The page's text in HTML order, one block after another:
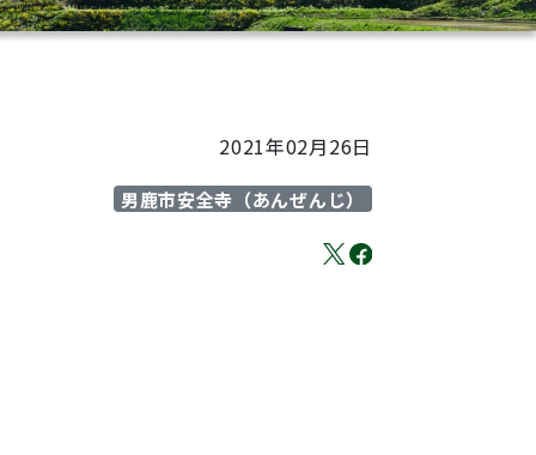
2021年02月26日
男鹿市安全寺（あんぜんじ）